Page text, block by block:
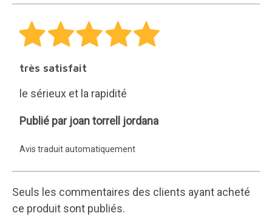
très satisfait
le sérieux et la rapidité
joan
jordana
Publié par joan torrell jordana
Avis traduit automatiquement
Seuls les commentaires des clients ayant acheté
ce produit sont publiés.